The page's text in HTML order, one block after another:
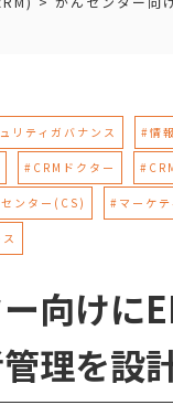
リティガバナンス #情
#CRMドクター
ンター(CS) #マーケ
向けに
理を設